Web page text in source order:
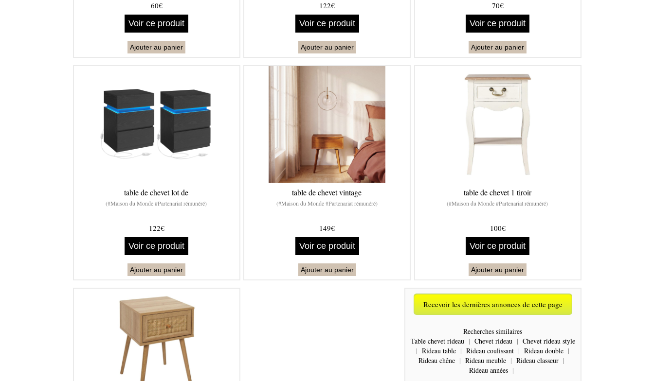
60€
Voir ce produit
Ajouter au panier
122€
Voir ce produit
Ajouter au panier
70€
Voir ce produit
Ajouter au panier
table de chevet lot de
(#Maison du Monde #Partenariat rémunéré)
122€
Voir ce produit
Ajouter au panier
table de chevet vintage
(#Maison du Monde #Partenariat rémunéré)
149€
Voir ce produit
Ajouter au panier
table de chevet 1 tiroir
(#Maison du Monde #Partenariat rémunéré)
100€
Voir ce produit
Ajouter au panier
Recevoir les dernières annonces de cette page
Recherches similaires
Table chevet rideau | Chevet rideau | Chevet rideau style
| Rideau table | Rideau coulissant | Rideau double |
Rideau chêne | Rideau meuble | Rideau classeur |
Rideau années |